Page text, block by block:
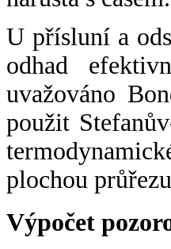
U přísluní a
odhad
uvažováno
použit
plochou
Výpočet